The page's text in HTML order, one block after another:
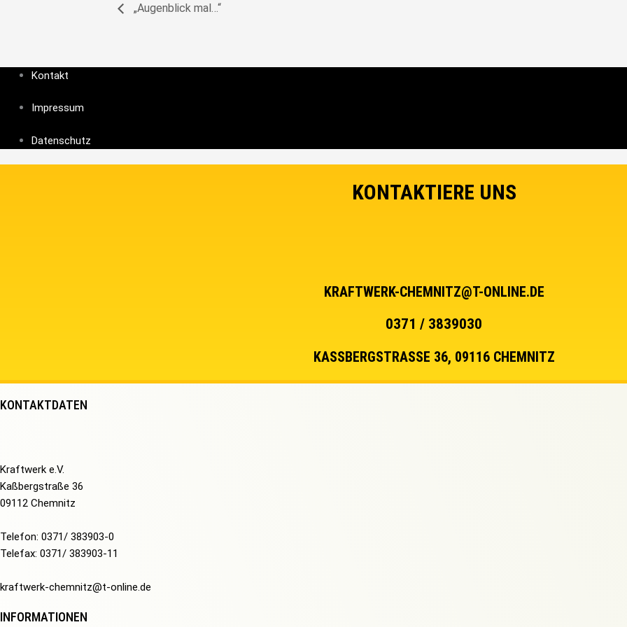
„Augenblick mal…“
Kontakt
Impressum
Datenschutz
KONTAKTIERE UNS
KRAFTWERK-CHEMNITZ@T-ONLINE.DE
0371 / 3839030
KASSBERGSTRASSE 36, 09116 CHEMNITZ
KONTAKTDATEN
Kraftwerk e.V.
Kaßbergstraße 36
09112 Chemnitz
Telefon: 0371/ 383903-0
Telefax: 0371/ 383903-11
kraftwerk-chemnitz@t-online.de
INFORMATIONEN